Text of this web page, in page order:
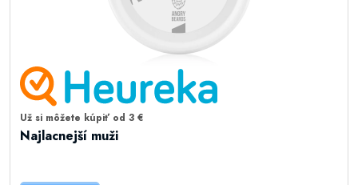
Už si môžete kúpiť od 3 €
Najlacnejší muži